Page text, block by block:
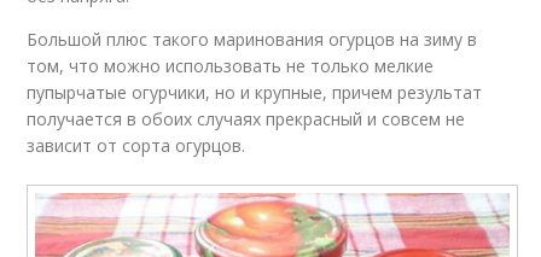
Большой плюс такого маринования огурцов на зиму в
том, что можно использовать не только мелкие
пупырчатые огурчики, но и крупные, причем результат
получается в обоих случаях прекрасный и совсем не
зависит от сорта огурцов.